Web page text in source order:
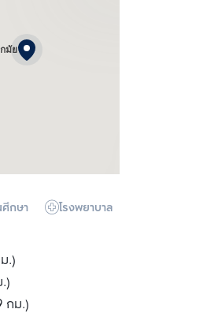
มัย
กษา โรงพยาบาล
.)
กม.)